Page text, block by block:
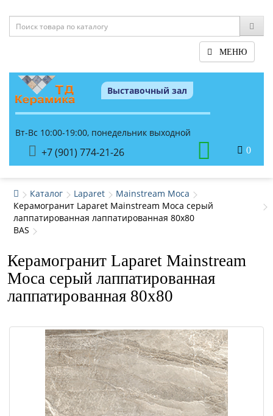
МЕНЮ
Выставочный зал
Вт-Вс 10:00-19:00, понедельник выходной
+7 (901) 774-21-26 0
Каталог Laparet
Mainstream Moca
Керамогранит Laparet Mainstream Moca серый
лаппатированная лаппатированная 80x80
BAS
Керамогранит Laparet Mainstream
Moca серый лаппатированная
лаппатированная 80x80